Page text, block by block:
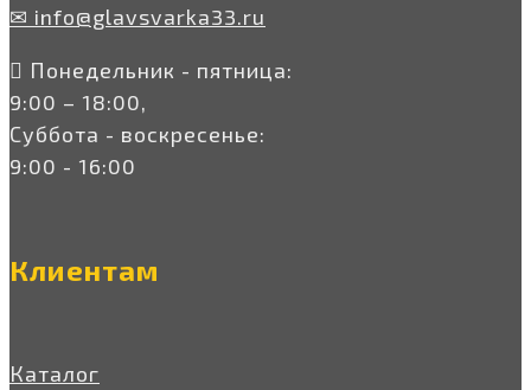
✉ info@glavsvarka33.ru
Понедельник - пятница:
9:00 – 18:00,
Суббота - воскресенье:
9:00 - 16:00
Клиентам
Каталог